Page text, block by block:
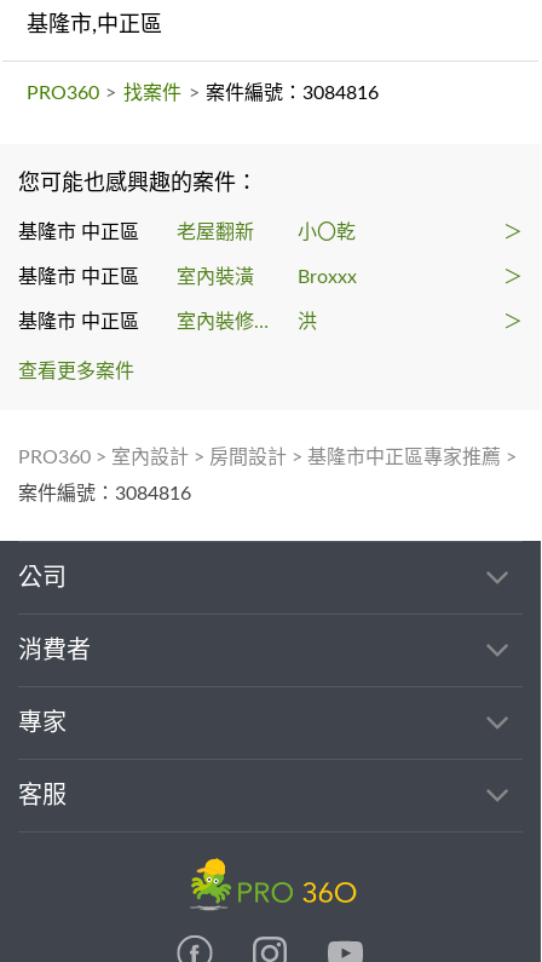
基隆市,中正區
PRO360 > 找案件 > 案件編號：3084816
您可能也感興趣的案件：
基隆市 中正區 老屋翻新 小〇乾 ＞
基隆市 中正區 室內裝潢 Broxxx ＞
基隆市 中正區 室內裝修許可申請 洪 ＞
查看更多案件
PRO360 > 室內設計 > 房間設計 > 基隆市中正區專家推薦 >
案件編號：3084816
公司
消費者
專家
客服